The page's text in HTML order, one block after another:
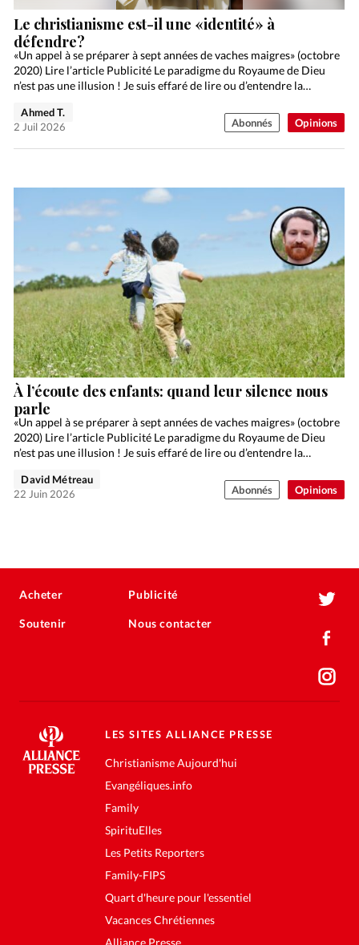
Opinions
Le christianisme est-il une «identité» à
défendre?
«Un appel à se préparer à sept années de vaches maigres» (octobre
2020) Lire l’article Publicité Le paradigme du Royaume de Dieu
n’est pas une illusion ! Je suis effaré de lire ou d’entendre la…
Ahmed T.
2 Juil 2026
Abonnés
Opinions
À l’écoute des enfants: quand leur silence nous
parle
«Un appel à se préparer à sept années de vaches maigres» (octobre
2020) Lire l’article Publicité Le paradigme du Royaume de Dieu
n’est pas une illusion ! Je suis effaré de lire ou d’entendre la…
David Métreau
22 Juin 2026
Abonnés
Acheter
Soutenir
Publicité
Nous contacter
LES SITES ALLIANCE PRESSE
Christianisme Aujourd'hui
Evangéliques.info
Family
SpirituElles
Les Petits Reporters
Family-FIPS
Quart d'heure pour l'essentiel
Vacances Chrétiennes